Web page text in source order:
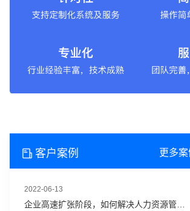
客户案例 更多案
2022-06-13